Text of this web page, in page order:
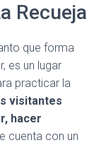
Recueja
que forma
es un lugar
practicar la
visitantes
hacer
cuenta con un